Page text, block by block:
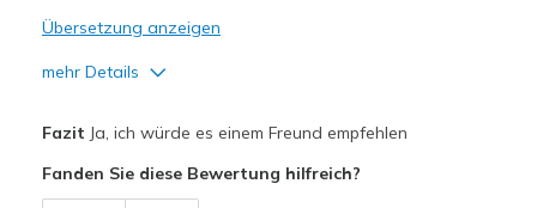
Übersetzung anzeigen
mehr Details
Breathe Well
Fazit Ja, ich würde es einem Freund empfehlen
Fanden Sie diese Bewertung hilfreich?